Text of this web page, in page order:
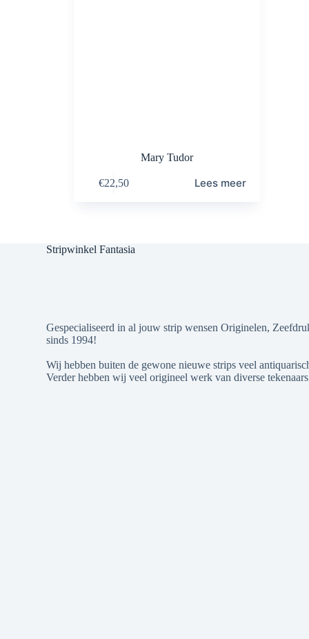
Mary Tudor
€22,50 Lees meer
Stripwinkel Fantasia
Gespecialiseerd in al jouw strip wensen Originelen,
sinds 1994!
Wij hebben buiten de gewone nieuwe strips veel
Verder hebben wij veel origineel werk van diverse